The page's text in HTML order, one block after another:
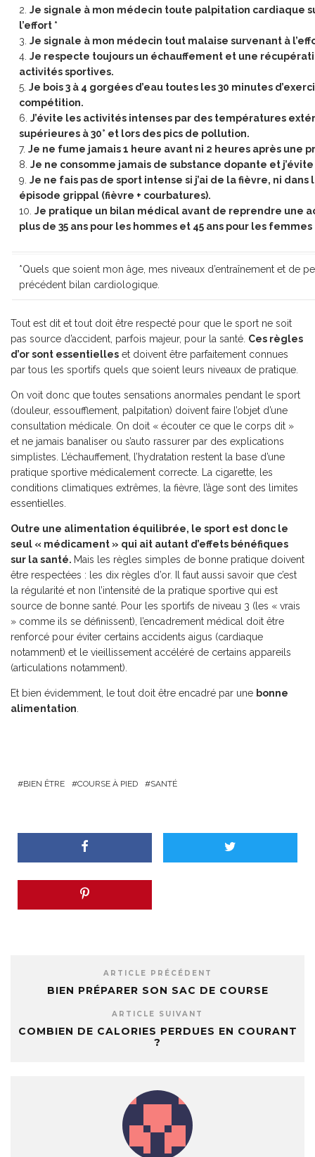
Je signale à mon médecin toute palpitation cardiaque
l’effort *
Je signale à mon médecin tout malaise survenant à
Je respecte toujours un échauffement et une
activités sportives.
Je bois 3 à 4 gorgées d’eau toutes les 30 minutes
compétition.
J’évite les activités intenses par des températures
supérieures à 30° et lors des pics de pollution.
Je ne fume jamais 1 heure avant ni 2 heures après une
Je ne consomme jamais de substance dopante et
Je ne fais pas de sport intense si j’ai de la fièvre, ni dans
épisode grippal (fièvre + courbatures).
Je pratique un bilan médical avant de reprendre une
plus de 35 ans pour les hommes et 45 ans pour les femmes
*Quels que soient mon âge, mes niveaux d’entraînement et de
précédent bilan cardiologique.
Tout est dit et tout doit être respecté pour que le sport ne soit
pas source d’accident, parfois majeur, pour la santé. Ces règles
d’or sont essentielles et doivent être parfaitement connues
par tous les sportifs quels que soient leurs niveaux de pratique.
On voit donc que toutes sensations anormales pendant le sport
(douleur, essoufflement, palpitation) doivent faire l’objet d’une
consultation médicale. On doit « écouter ce que le corps dit »
et ne jamais banaliser ou s’auto rassurer par des explications
simplistes. L’échauffement, l’hydratation restent la base d’une
pratique sportive médicalement correcte. La cigarette, les
conditions climatiques extrêmes, la fièvre, l’âge sont des limites
essentielles.
Outre une alimentation équilibrée, le sport est donc le
seul « médicament » qui ait autant d’effets bénéfiques
sur la santé. Mais les règles simples de bonne pratique doivent
être respectées : les dix règles d’or. Il faut aussi savoir que c’est
la régularité et non l’intensité de la pratique sportive qui est
source de bonne santé. Pour les sportifs de niveau 3 (les « vrais
» comme ils se définissent), l’encadrement médical doit être
renforcé pour éviter certains accidents aigus (cardiaque
notamment) et le vieillissement accéléré de certains appareils
(articulations notamment).
Et bien évidemment, le tout doit être encadré par une bonne
alimentation
BIEN ÊTRE COURSE À PIED SANTÉ
ARTICLE PRÉCÉDENT
BIEN PRÉPARER SON SAC DE COURSE
ARTICLE SUIVANT
COMBIEN DE CALORIES PERDUES EN COURANT
?